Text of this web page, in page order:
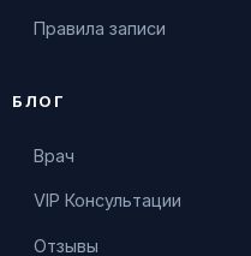
Правила записи
БЛОГ
Врач
VIP Консультации
Отзывы